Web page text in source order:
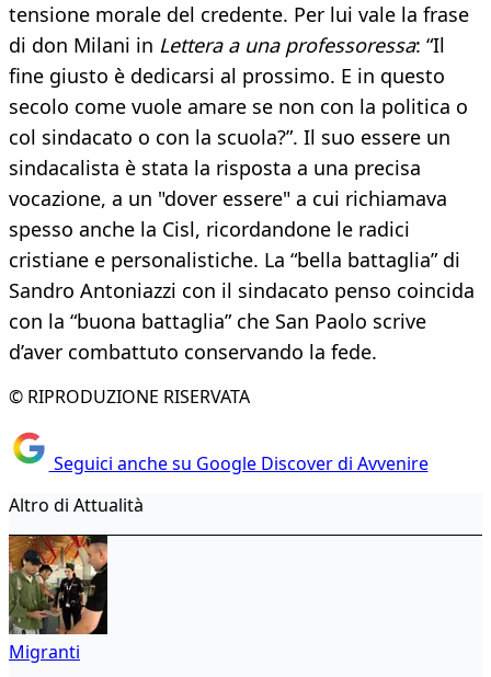
tensione morale del credente. Per lui vale la frase
di don Milani in Lettera a una professoressa: “Il
fine giusto è dedicarsi al prossimo. E in questo
secolo come vuole amare se non con la politica o
col sindacato o con la scuola?”. Il suo essere un
sindacalista è stata la risposta a una precisa
vocazione, a un "dover essere" a cui richiamava
spesso anche la Cisl, ricordandone le radici
cristiane e personalistiche. La “bella battaglia” di
Sandro Antoniazzi con il sindacato penso coincida
con la “buona battaglia” che San Paolo scrive
d’aver combattuto conservando la fede.
© RIPRODUZIONE RISERVATA
Seguici anche su Google Discover di Avvenire
Altro di Attualità
Migranti